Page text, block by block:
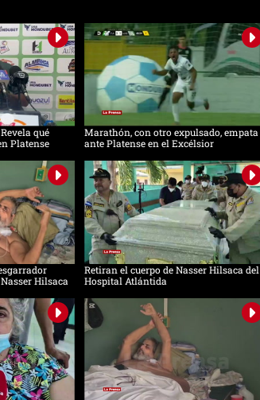
qué
Platense
Marathón, con otro expulsado, empata
ante Platense en el Excélsior
Hilsaca
Retiran el cuerpo de Nasser Hilsaca del
Hospital Atlántida